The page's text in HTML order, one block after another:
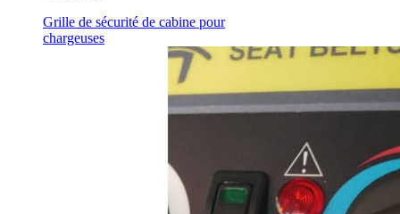
Grille de sécurité de cabine pour
chargeuses